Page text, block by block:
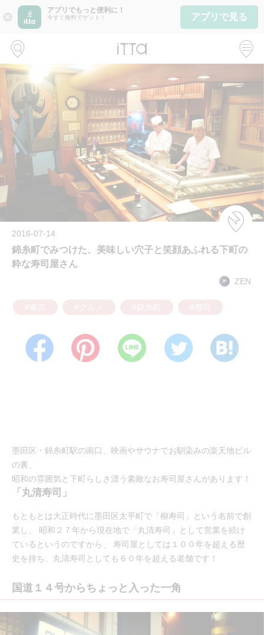
close
アプリでもっと便利に！
今すぐ無料でゲット！ アプリで見る
2016-07-14
錦糸町でみつけた、美味しい穴子と笑顔あふれる下町の
粋な寿司屋さん
ZEN
墨田区・錦糸町駅の南口、映画やサウナでお馴染みの楽天地ビル
の裏、
昭和の雰囲気と下町らしさ漂う素敵なお寿司屋さんがあります！
「丸清寿司」
もともとは大正時代に墨田区太平町で「柳寿司」という名前で創
業し、 昭和２７年から現在地で「丸清寿司」として営業を続け
ているというのですから、 寿司屋としては１００年を超える歴
史を持ち、丸清寿司としても６０年を超える老舗です！
国道１４号からちょっと入った一角